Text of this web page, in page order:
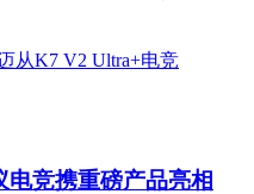
电竞携重磅产品亮相